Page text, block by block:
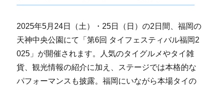
2025年5月24日（土）・25日（日）の2日間、福岡の
天神中央公園にて「第6回 タイフェスティバル福岡2
025」が開催されます。人気のタイグルメやタイ雑
貨、観光情報の紹介に加え、ステージでは本格的な
パフォーマンスも披露。福岡にいながら本場タイの